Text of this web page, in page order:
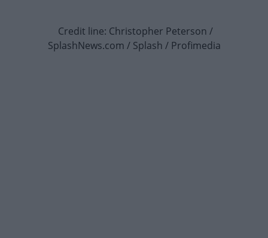
Credit line: Christopher Peterson /
SplashNews.com / Splash / Profimedia